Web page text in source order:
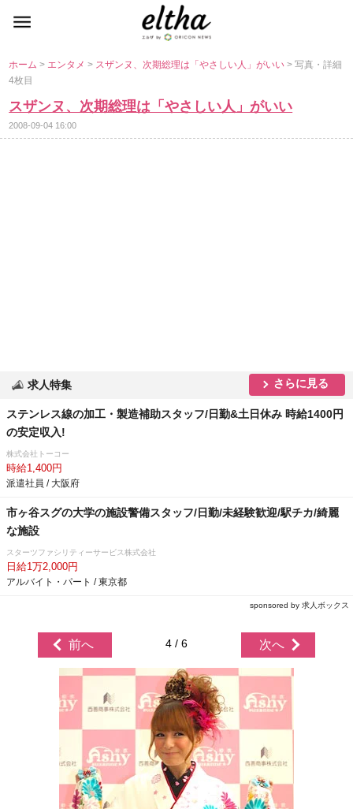
ホーム> エンタメ> スザンヌ、次期総理は「やさしい人」がいい> 写真・詳細
4枚目
スザンヌ、次期総理は「やさしい人」がいい
2008-09-04 16:00
求人特集 さらに見る
ステンレス線の加工・製造補助スタッフ/日勤&土日休み 時給1400円
の安定収入!
株式会社トーコー
時給1,400円
派遣社員 / 大阪府
市ヶ谷スグの大学の施設警備スタッフ/日勤/未経験歓迎/駅チカ/綺麗
な施設
スターツファシリティーサービス株式会社
日給1万2,000円
アルバイト・パート / 東京都
sponsored by 求人ボックス
前へ 4 / 6 次へ